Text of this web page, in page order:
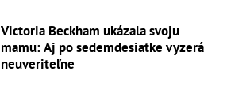
Victoria Beckham ukázala svoju
mamu: Aj po sedemdesiatke vyzerá
neuveriteľne